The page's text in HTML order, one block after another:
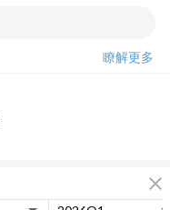
瞭解更多
close